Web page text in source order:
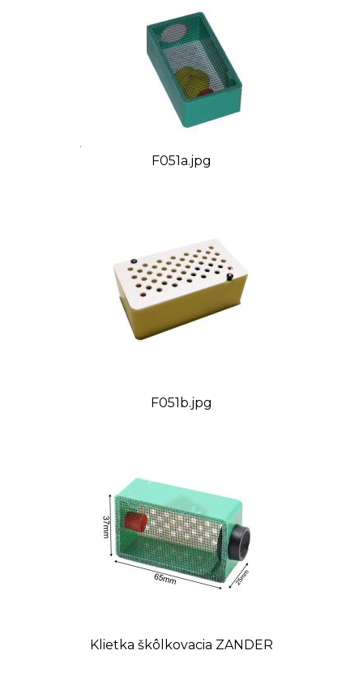
F051a.jpg
F051b.jpg
Klietka škôlkovacia ZANDER